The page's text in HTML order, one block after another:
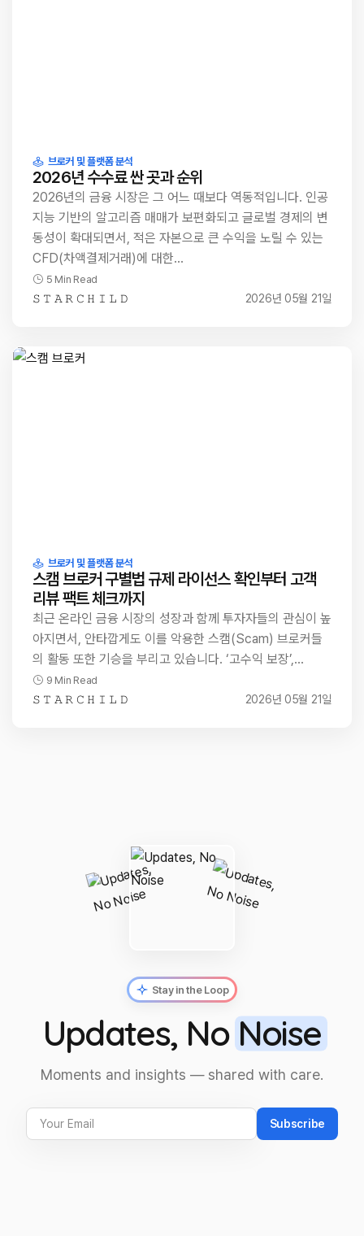
브로커 및 플랫폼 분석
2026년 수수료 싼 곳과 순위
2026년의 금융 시장은 그 어느 때보다 역동적입니다. 인공
지능 기반의 알고리즘 매매가 보편화되고 글로벌 경제의 변
동성이 확대되면서, 적은 자본으로 큰 수익을 노릴 수 있는
CFD(차액결제거래)에 대한…
5 Min Read
𝚂 𝚃 𝙰 𝚁 𝙲 𝙷 𝙸 𝙻 𝙳 2026년 05월 21일
브로커 및 플랫폼 분석
스캠 브로커 구별법 규제 라이선스 확인부터 고객
리뷰 팩트 체크까지
최근 온라인 금융 시장의 성장과 함께 투자자들의 관심이 높
아지면서, 안타깝게도 이를 악용한 스캠(Scam) 브로커들
의 활동 또한 기승을 부리고 있습니다. ‘고수익 보장’,…
9 Min Read
𝚂 𝚃 𝙰 𝚁 𝙲 𝙷 𝙸 𝙻 𝙳 2026년 05월 21일
Stay in the Loop
Updates, NoNoise
Moments and insights — shared with care.
Subscribe